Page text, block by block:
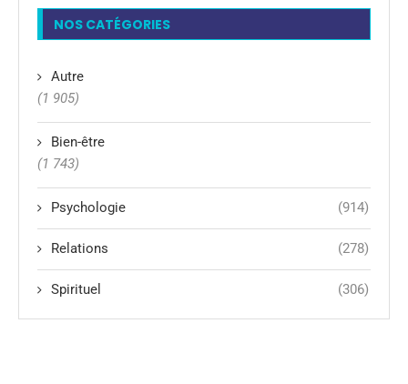
NOS CATÉGORIES
Autre
(1 905)
Bien-être
(1 743)
Psychologie (914)
Relations (278)
Spirituel (306)